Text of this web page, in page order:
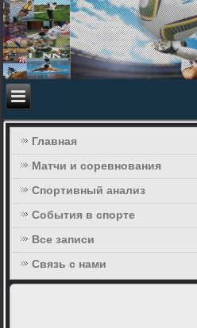
Главная
Матчи и соревнования
Спортивный анализ
События в спорте
Все записи
Связь с нами